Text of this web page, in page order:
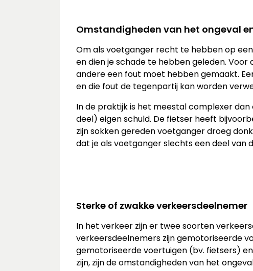
Omstandigheden van het ongeval
Om als voetganger recht te hebben op
en dien je schade te hebben geleden.
andere een fout moet hebben gemaakt.
en die fout de tegenpartij kan worden
In de praktijk is het meestal complexer
deel) eigen schuld. De fietser heeft
zijn sokken gereden voetganger droeg
dat je als voetganger slechts een deel van
Sterke of zwakke verkeersdeelnemer
In het verkeer zijn er twee soorten
verkeersdeelnemers zijn gemotoriseerde
gemotoriseerde voertuigen (bv. fietsers)
zijn, zijn de omstandigheden van het